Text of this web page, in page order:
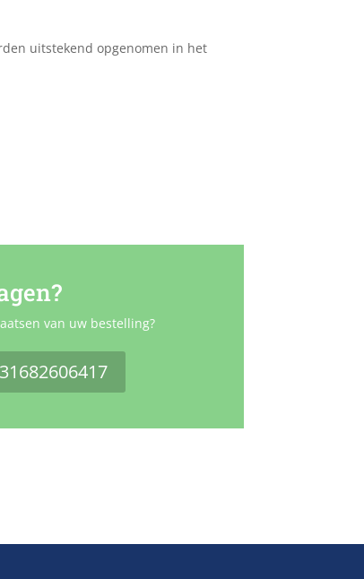
uitstekend opgenomen in het
van uw bestelling?